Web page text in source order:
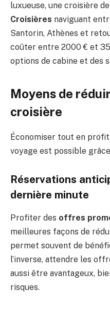
luxueuse, une croisière
Croisières naviguant
Santorin, Athènes et
coûter entre 2000 € et
options de cabine et des
Moyens de
croisière
Économiser tout en
voyage est possible
Réservations
dernière minute
Profiter des offres
meilleures façons de
permet souvent de
l’inverse, attendre les
aussi être avantageux,
risques.